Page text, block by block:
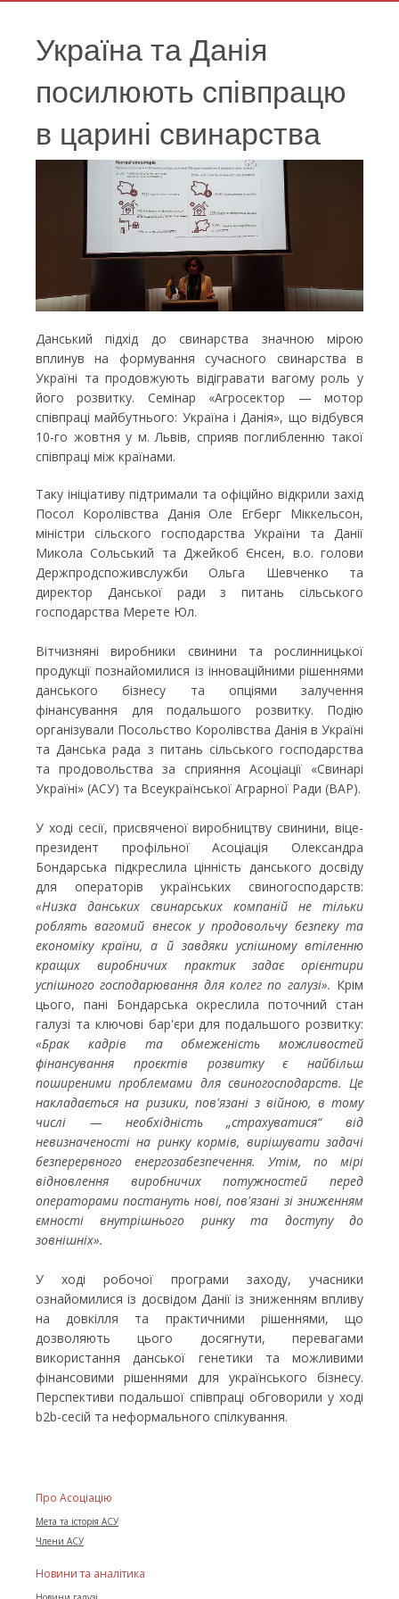
Україна та Данія
посилюють співпрацю
в царині свинарства
Данський підхід до свинарства значною мірою
вплинув на формування сучасного свинарства в
Україні та продовжують відігравати вагому роль у
його розвитку. Семінар «Агросектор — мотор
співпраці майбутнього: Україна і Данія», що відбувся
10-го жовтня у м. Львів, сприяв поглибленню такої
співпраці між країнами.
Таку ініціативу підтримали та офіційно відкрили захід
Посол Королівства Данія Оле Егберг Міккельсон,
міністри сільского господарства України та Данії
Микола Сольський та Джейкоб Єнсен, в.о. голови
Держпродспоживслужби Ольга Шевченко та
директор Данської ради з питань сільського
господарства Мерете Юл.
Вітчизняні виробники свинини та рослинницької
продукції познайомилися із інноваційними рішеннями
данського бізнесу та опціями залучення
фінансування для подальшого розвитку. Подію
організували Посольство Королівства Данія в Україні
та Данська рада з питань сільського господарства
та продовольства за сприяння Асоціації «Свинарі
Україні» (АСУ) та Всеукраїнської Аграрної Ради (ВАР).
У ході сесії, присвяченої виробництву свинини, віце-
президент профільної Асоціація Олександра
Бондарська підкреслила цінність данського досвіду
для операторів українських свиногосподарств:
«Низка данських свинарських компаній не тільки
роблять вагомий внесок у продовольчу безпеку та
економіку країни, а й завдяки успішному втіленню
кращих виробничих практик задає орієнтири
успішного господарювання для колег по галузі». Крім
цього, пані Бондарська окреслила поточний стан
галузі та ключові бар'єри для подальшого розвитку:
«Брак кадрів та обмеженість можливостей
фінансування проєктів розвитку є найбільш
поширеними проблемами для свиногосподарств. Це
накладається на ризики, пов'язані з війною, в тому
числі — необхідність „страхуватися“ від
невизначеності на ринку кормів, вирішувати задачі
безперервного енергозабезпечення. Утім, по мірі
відновлення виробничих потужностей перед
операторами постануть нові, пов'язані зі зниженням
ємності внутрішнього ринку та доступу до
зовнішніх».
У ході робочої програми заходу, учасники
ознайомилися із досвідом Данії із зниженням впливу
на довкілля та практичними рішеннями, що
дозволяють цього досягнути, перевагами
використання данської генетики та можливими
фінансовими рішеннями для українського бізнесу.
Перспективи подальшої співпраці обговорили у ході
b2b-сесій та неформального спілкування.
Про Асоціацію
Мета та історія АСУ
Члени АСУ
Новини та аналітика